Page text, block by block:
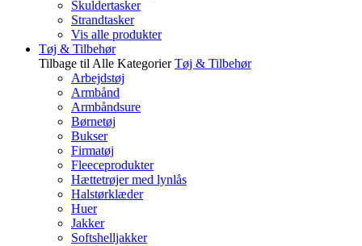
Skuldertasker
Strandtasker
Vis alle produkter
Tøj & Tilbehør
Tilbage til Alle Kategorier Tøj & Tilbehør
Arbejdstøj
Armbånd
Armbåndsure
Børnetøj
Bukser
Firmatøj
Fleeceprodukter
Hættetrøjer med lynlås
Halstørklæder
Huer
Jakker
Softshelljakker